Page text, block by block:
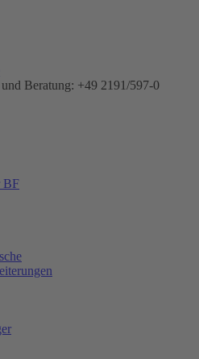
Beratung: +49 2191/597-0
BF